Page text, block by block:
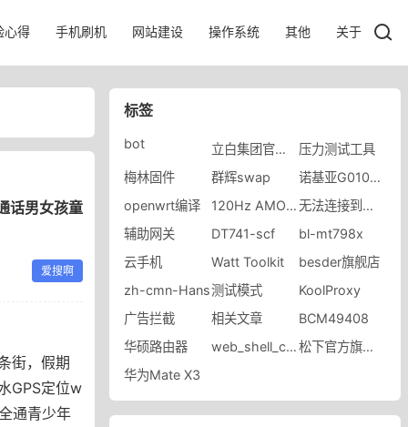
心得 手机刷机 网站建设 操作系统 其他 关于
话男女孩童
爱搜啊
街，假期
GPS定位w
通青少年
标签
bot 立白集团官方旗舰店
压力测试工具
梅林固件
群辉swap
诺基亚G010SA
openwrt编译
120Hz AMOLED
无法连接到端口
辅助网关
DT741-scf
bl-mt798x
云手机
Watt Toolkit
besder旗舰店
zh-cmn-Hans测试模式
KoolProxy
广告拦截
相关文章
BCM49408
华硕路由器
web_shell_cmd.gch
松下官方旗舰店
华为Mate X3